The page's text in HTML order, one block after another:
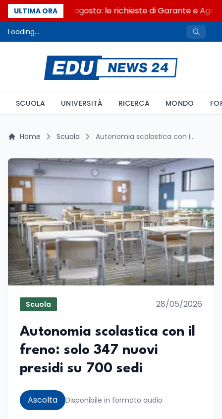
ULTIMA ORA
AI Act al via il 2 agosto: le richieste di Garante e
Loading...
SCUOLA UNIVERSITÀ RICERCA MONDO
Home Scuola Autonomia scolastica con il freno: solo 347 nuovi presidi su 700 sedi
Scuola 28/05/2026
Autonomia scolastica con il
freno: solo 347 nuovi
presidi su 700 sedi
Ascolta Disponibile in formato audio